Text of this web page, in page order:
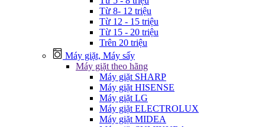
Từ 8- 12 triệu
Từ 12 - 15 triệu
Từ 15 - 20 triệu
Trên 20 triệu
Máy giặt, Máy sấy
Máy giặt theo hãng
Máy giặt SHARP
Máy giặt HISENSE
Máy giặt LG
Máy giặt ELECTROLUX
Máy giặt MIDEA